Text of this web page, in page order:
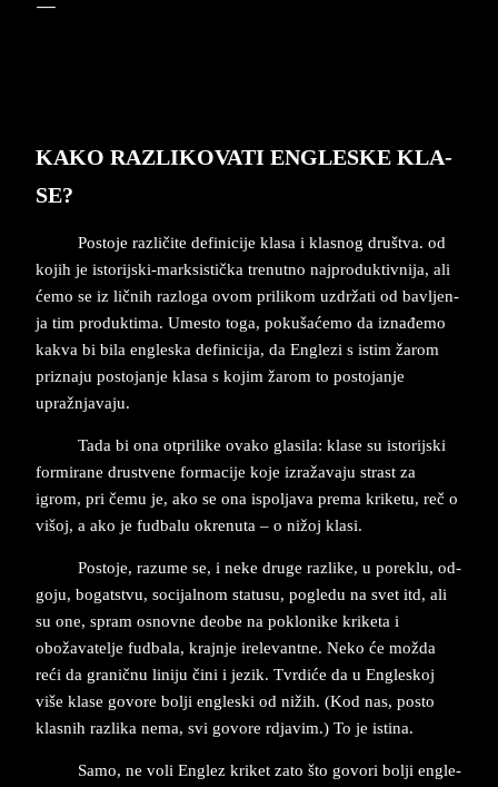
KAKO RAZ­LI­KO­VA­TI EN­GLE­SKE KLA­
SE?
Po­sto­je raz­ličite de­fi­ni­ci­je kla­sa i kla­snog društva. od
ko­ji­h je isto­rij­ski-mark­si­stička tre­nut­no naj­produk­tiv­ni­ja, ali
ćemo se iz ličnih raz­lo­ga ovom pri­li­kom uzdržati od bav­ljen­
ja tim pro­duk­ti­ma. Ume­sto toga, pokušaćemo da iznađemo
ka­kva bi bila en­gle­ska de­fi­ni­ci­ja, da En­gle­zi s istim žarom
pri­zna­ju po­sto­jan­je kla­sa s ko­jim žarom to po­sto­jan­je
upražnja­va­ju.
Tada bi ona ot­pri­li­ke ova­ko gla­si­la: kla­se su isto­rij­ski
for­mi­ra­ne dru­stve­ne for­ma­ci­je koje izražavaju strast za
igrom, pri čemu je, ako se ona is­pol­ja­va pre­ma kri­ke­tu, reč o
višoj, a ako je fudbalu okre­nu­ta – o nižoj kla­si.
Po­sto­je, raz­u­me se, i neke dru­ge raz­li­ke, u po­re­klu, od­
go­ju, bo­gat­stvu, so­ci­ja­l­nom sta­tu­su, pogle­du na svet itd, ali
su one, spram osnov­ne de­o­be na po­klo­ni­ke kri­ke­ta i
obožava­tel­je fud­ba­la, krajn­je ire­le­vant­ne. Neko će možda
reći da gra­ničnu li­ni­ju čini i je­zik. Tvr­diće da u En­gl­e­skoj
više kla­se go­vo­re bol­ji en­gle­ski od nižih. (Kod nas, po­sto
kla­snih raz­li­ka nema, svi go­vo­re rdja­vim.) To je isti­na.
Samo, ne voli En­glez kri­ket zato što go­vo­ri bolji en­gle­